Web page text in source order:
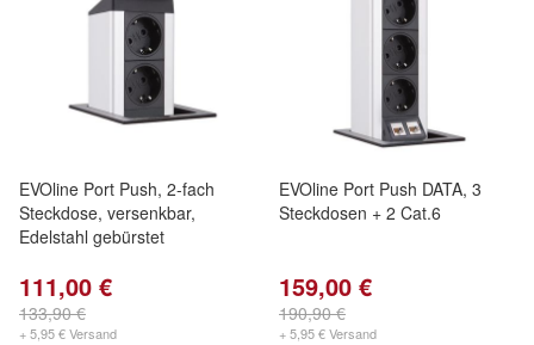
EVOline Port Push, 2-fach
Steckdose, versenkbar,
Edelstahl gebürstet
111,00 €
133,90 €
+ 5,95 € Versand
EVOline Port Push DATA, 3
Steckdosen + 2 Cat.6
159,00 €
190,90 €
+ 5,95 € Versand